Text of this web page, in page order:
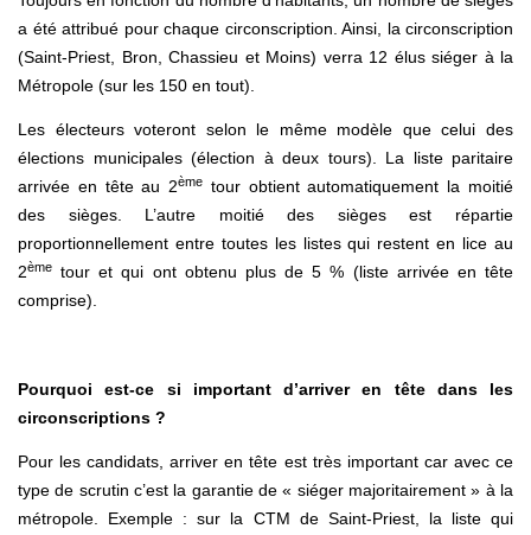
a été attribué pour chaque circonscription. Ainsi, la circonscription
(Saint-Priest, Bron, Chassieu et Moins) verra 12 élus siéger à la
Métropole (sur les 150 en tout).
Les électeurs voteront selon le même modèle que celui des
élections municipales (élection à deux tours). La liste paritaire
arrivée en tête au 2ème tour obtient automatiquement la moitié
des sièges. L’autre moitié des sièges est répartie
proportionnellement entre toutes les listes qui restent en lice au
2ème tour et qui ont obtenu plus de 5 % (liste arrivée en tête
comprise).
Pourquoi est-ce si important d’arriver en tête dans les
circonscriptions ?
Pour les candidats, arriver en tête est très important car avec ce
type de scrutin c’est la garantie de « siéger majoritairement » à la
métropole. Exemple : sur la CTM de Saint-Priest, la liste qui